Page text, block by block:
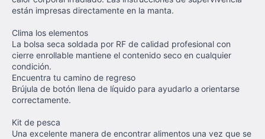
están impresas directamente en la manta.
Clima los elementos
La bolsa seca soldada por RF de calidad profesional con
cierre enrollable mantiene el contenido seco en cualquier
condición.
Encuentra tu camino de regreso
Brújula de botón llena de líquido para ayudarlo a orientarse
correctamente.
Kit de pesca
Una excelente manera de encontrar alimentos una vez que se